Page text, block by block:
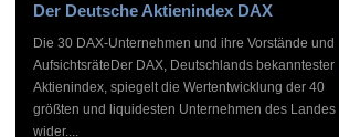
Der Deutsche Aktienindex DAX
Die 30 DAX-Unternehmen und ihre Vorstände und
AufsichtsräteDer DAX, Deutschlands bekanntester
Aktienindex, spiegelt die Wertentwicklung der 40
größten und liquidesten Unternehmen des Landes
wider....